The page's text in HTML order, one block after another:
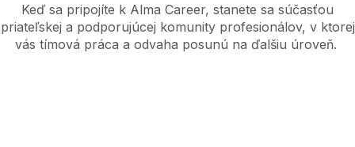
Keď sa pripojíte k Alma Career, stanete sa súčasťou
priateľskej a podporujúcej komunity profesionálov, v ktorej
vás tímová práca a odvaha posunú na ďalšiu úroveň.